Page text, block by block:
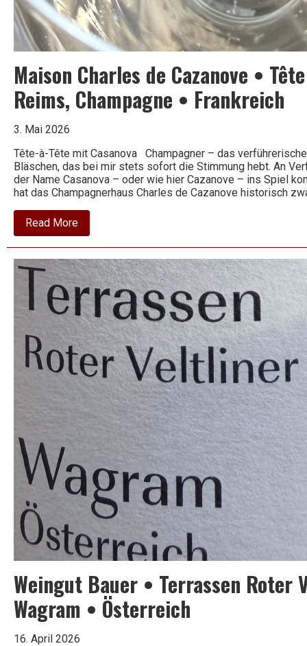
Wein
Maison Charles de Cazanove •
Reims, Champagne • Frankreich
3. Mai 2026
Tête-à-Tête mit Casanova Champagner – das
Bläschen, das bei mir stets sofort die Stimmung hebt. An
der Name Casanova – oder wie hier Cazanove – ins Spiel
hat das Champagnerhaus Charles de Cazanove historisch
Read Moreabout
Maison
Charles
Cazanove
•
Tête
de
Cuvée
brut
N.V.
•
Reims,
Champagne
•
Frankreich
Weingut Bauer • Terrassen
Wagram • Österreich
16. April 2026